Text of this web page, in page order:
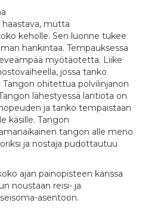
mutta
keholle. Sen luonne tukee
hankintaa. Tempauksessa
myötäotetta. Liike
jossa tanko
Tangon ohitettua polvilinjanon
lähestyessä lantiota on
ja tanko tempaistaan
käsille. Tangon
tangon alle meno
ja nostaja pudottautuu
ajan painopisteen kanssa
noustaan reisi- ja
asentoon.